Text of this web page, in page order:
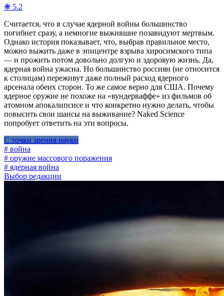
❋ 5.2
Считается, что в случае ядерной войны большинство
погибнет сразу, а немногие выжившие позавидуют мертвым.
Однако история показывает, что, выбрав правильное место,
можно выжить даже в эпицентре взрыва хиросимского типа
— и прожить потом довольно долгую и здоровую жизнь. Да,
ядерная война ужасна. Но большинство россиян (не относится
к столицам) переживут даже полный расход ядерного
арсенала обеих сторон. То же самое верно для США. Почему
ядерное оружие не похоже на «вундерваффе» из фильмов об
атомном апокалипсисе и что конкретно нужно делать, чтобы
повысить свои шансы на выживание? Naked Science
попробует ответить на эти вопросы.
С точки зрения науки
# война
# оружие массового поражения
# ядерная война
Выбор редакции